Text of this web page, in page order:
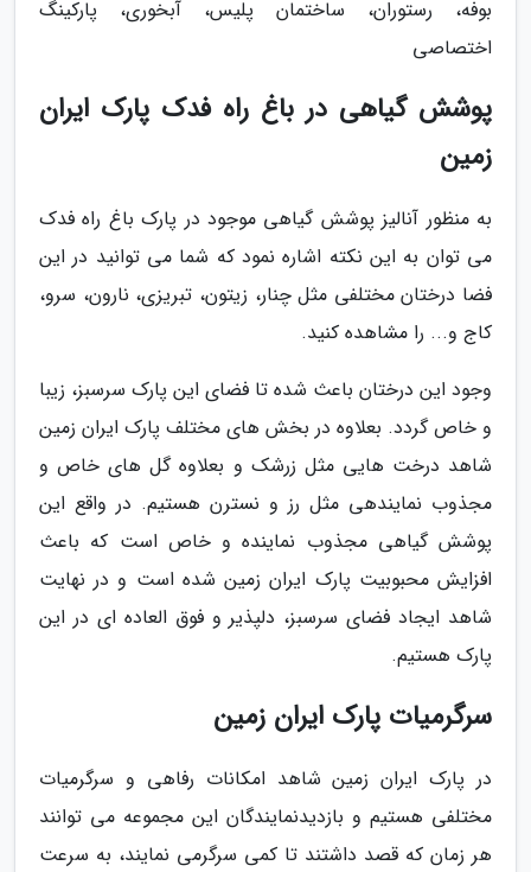
بوفه، رستوران، ساختمان پلیس، آبخوری، پارکینگ
اختصاصی
پوشش گیاهی در باغ راه فدک پارک ایران
زمین
به منظور آنالیز پوشش گیاهی موجود در پارک باغ راه فدک
می توان به این نکته اشاره نمود که شما می توانید در این
فضا درختان مختلفی مثل چنار، زیتون، تبریزی، نارون، سرو،
کاج و... را مشاهده کنید.
وجود این درختان باعث شده تا فضای این پارک سرسبز، زیبا
و خاص گردد. بعلاوه در بخش های مختلف پارک ایران زمین
شاهد درخت هایی مثل زرشک و بعلاوه گل های خاص و
مجذوب نمایندهی مثل رز و نسترن هستیم. در واقع این
پوشش گیاهی مجذوب نماینده و خاص است که باعث
افزایش محبوبیت پارک ایران زمین شده است و در نهایت
شاهد ایجاد فضای سرسبز، دلپذیر و فوق العاده ای در این
پارک هستیم.
سرگرمیات پارک ایران زمین
در پارک ایران زمین شاهد امکانات رفاهی و سرگرمیات
مختلفی هستیم و بازدیدنمایندگان این مجموعه می توانند
هر زمان که قصد داشتند تا کمی سرگرمی نمایند، به سرعت